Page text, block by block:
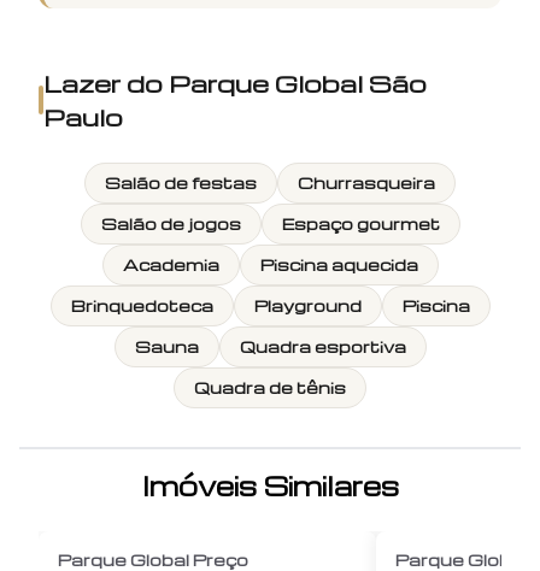
Lazer do Parque Global São
Paulo
Salão de festas
Churrasqueira
Salão de jogos
Espaço gourmet
Academia
Piscina aquecida
Brinquedoteca
Playground
Piscina
Sauna
Quadra esportiva
Quadra de tênis
Imóveis Similares
Parque Global Preço Parque Global